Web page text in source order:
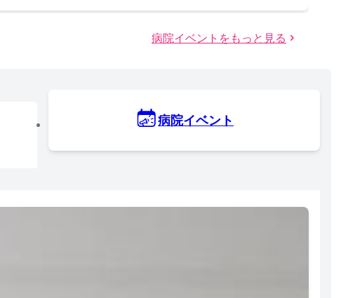
病院イベントをもっと見る
病院イベント